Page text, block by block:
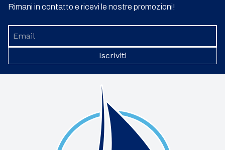
Rimani in contatto e ricevi le nostre promozioni!
Iscriviti